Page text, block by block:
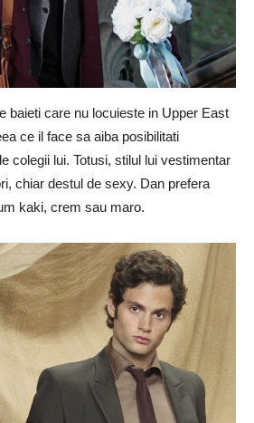
baieti care nu locuieste in Upper East
ce il face sa aiba posibilitati
colegii lui. Totusi, stilul lui vestimentar
chiar destul de sexy. Dan prefera
kaki, crem sau maro.